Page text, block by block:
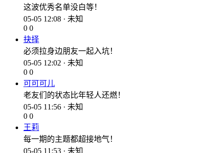
这波优秀名单没白等！
05-05 12:08 · 未知
0 0
抉择
必须拉身边朋友一起入坑！
05-05 12:02 · 未知
0 0
可可可儿
老友们的状态比年轻人还燃！
05-05 11:56 · 未知
0 0
王莉
每一期的主题都超接地气！
05-05 11:53 · 未知